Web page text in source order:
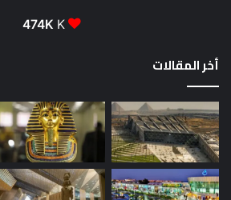
474K K
أخر المقالات